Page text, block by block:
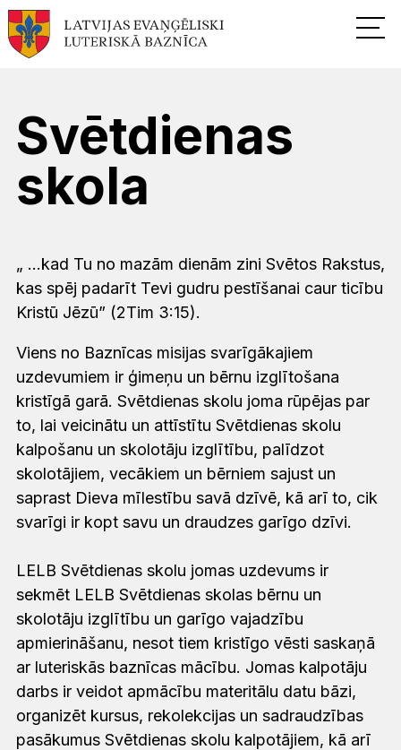
Svētdienas
skola
„ ...kad Tu no mazām dienām zini Svētos Rakstus,
kas spēj padarīt Tevi gudru pestīšanai caur ticību
Kristū Jēzū” (2Tim 3:15).
Viens no Baznīcas misijas svarīgākajiem
uzdevumiem ir ģimeņu un bērnu izglītošana
kristīgā garā. Svētdienas skolu joma rūpējas par
to, lai veicinātu un attīstītu Svētdienas skolu
kalpošanu un skolotāju izglītību, palīdzot
skolotājiem, vecākiem un bērniem sajust un
saprast Dieva mīlestību savā dzīvē, kā arī to, cik
svarīgi ir kopt savu un draudzes garīgo dzīvi.
LELB Svētdienas skolu jomas uzdevums ir
sekmēt LELB Svētdienas skolas bērnu un
skolotāju izglītību un garīgo vajadzību
apmierināšanu, nesot tiem kristīgo vēsti saskaņā
ar luteriskās baznīcas mācību. Jomas kalpotāju
darbs ir veidot apmācību materitālu datu bāzi,
organizēt kursus, rekolekcijas un sadraudzības
pasākumus Svētdienas skolu kalpotājiem, kā arī